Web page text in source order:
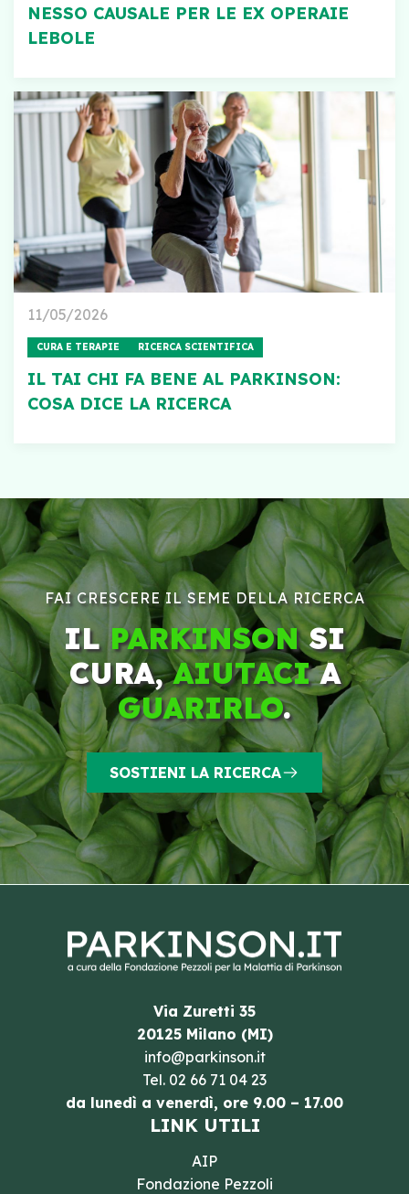
NESSO CAUSALE PER LE EX OPERAIE
LEBOLE
11/05/2026
CURA E TERAPIE RICERCA SCIENTIFICA
IL TAI CHI FA BENE AL PARKINSON:
COSA DICE LA RICERCA
FAI CRESCERE IL SEME DELLA RICERCA
ILPARKINSONSI
CURA,AIUTACIA
GUARIRLO.
SOSTIENI LA RICERCA
Via Zuretti 35
20125 Milano (MI)
info@parkinson.it
Tel. 02 66 71 04 23
da lunedì a venerdì, ore 9.00 – 17.00
LINK UTILI
AIP
Fondazione Pezzoli